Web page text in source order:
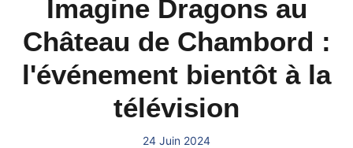
Imagine Dragons au
Château de Chambord :
l'événement bientôt à la
télévision
24 Juin 2024